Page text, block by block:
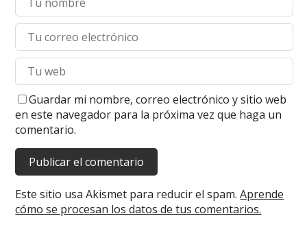
Guardar mi nombre, correo electrónico y sitio web
en este navegador para la próxima vez que haga un
comentario.
Este sitio usa Akismet para reducir el spam.Aprende
cómo se procesan los datos de tus comentarios.